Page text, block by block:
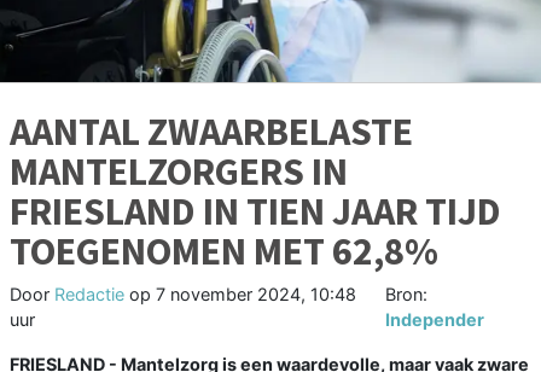
AANTAL ZWAARBELASTE
MANTELZORGERS IN
FRIESLAND IN TIEN JAAR TIJD
TOEGENOMEN MET 62,8%
Door Redactie op 7 november 2024, 10:48
uur
Bron:
Independer
FRIESLAND - Mantelzorg is een waardevolle, maar vaak zware